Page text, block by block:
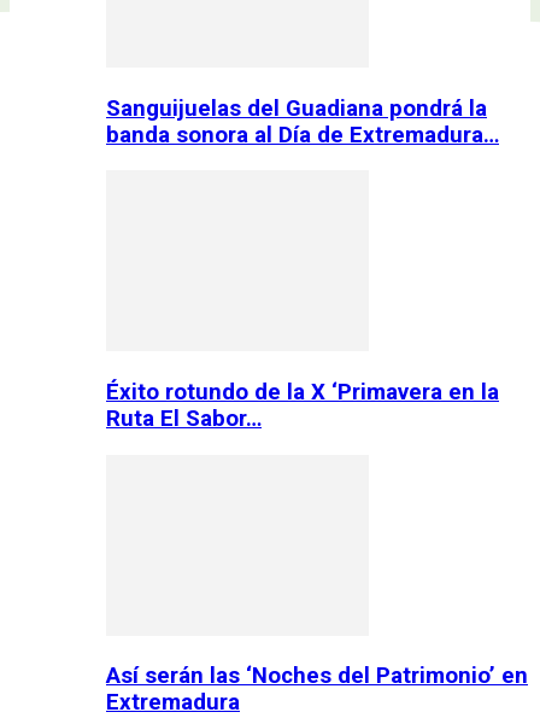
Sanguijuelas del Guadiana pondrá la
banda sonora al Día de Extremadura…
Éxito rotundo de la X ‘Primavera en la
Ruta El Sabor…
Así serán las ‘Noches del Patrimonio’ en
Extremadura